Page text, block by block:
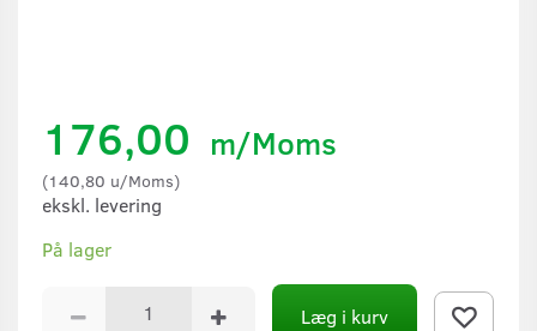
176,00 m/Moms
(140,80 u/Moms)
ekskl. levering
På lager
Læg i kurv